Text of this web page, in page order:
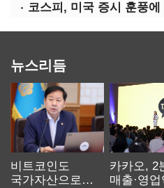
코스피, 미국 증시 훈풍
뉴스리듬
비트코인도
국가자산으로…'
카카오, 2
매출·영